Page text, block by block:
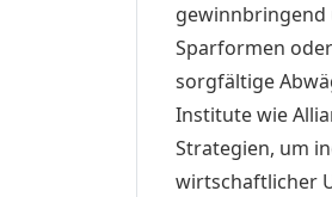
gewinnbringend
Sparformen
sorgfältige
Institute wie
Strategien, um
wirtschaftlicher